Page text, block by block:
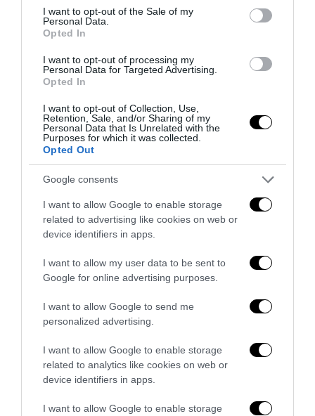
consent section.
I want to opt-out of the Sale of my
Personal Data.
Opted In
I want to opt-out of processing my
Personal Data for Targeted Advertising.
Opted In
I want to opt-out of Collection, Use,
Retention, Sale, and/or Sharing of my
Personal Data that Is Unrelated with the
Purposes for which it was collected.
Opted Out
Google consents
I want to allow Google to enable storage
related to advertising like cookies on web or
device identifiers in apps.
I want to allow my user data to be sent to
Google for online advertising purposes.
I want to allow Google to send me
personalized advertising.
I want to allow Google to enable storage
related to analytics like cookies on web or
device identifiers in apps.
I want to allow Google to enable storage
YOU MAY ALSO LIKE
No Tav, l’eterno riciclaggio della «resistenza»: anatomia
di una violenza sempre giustificata